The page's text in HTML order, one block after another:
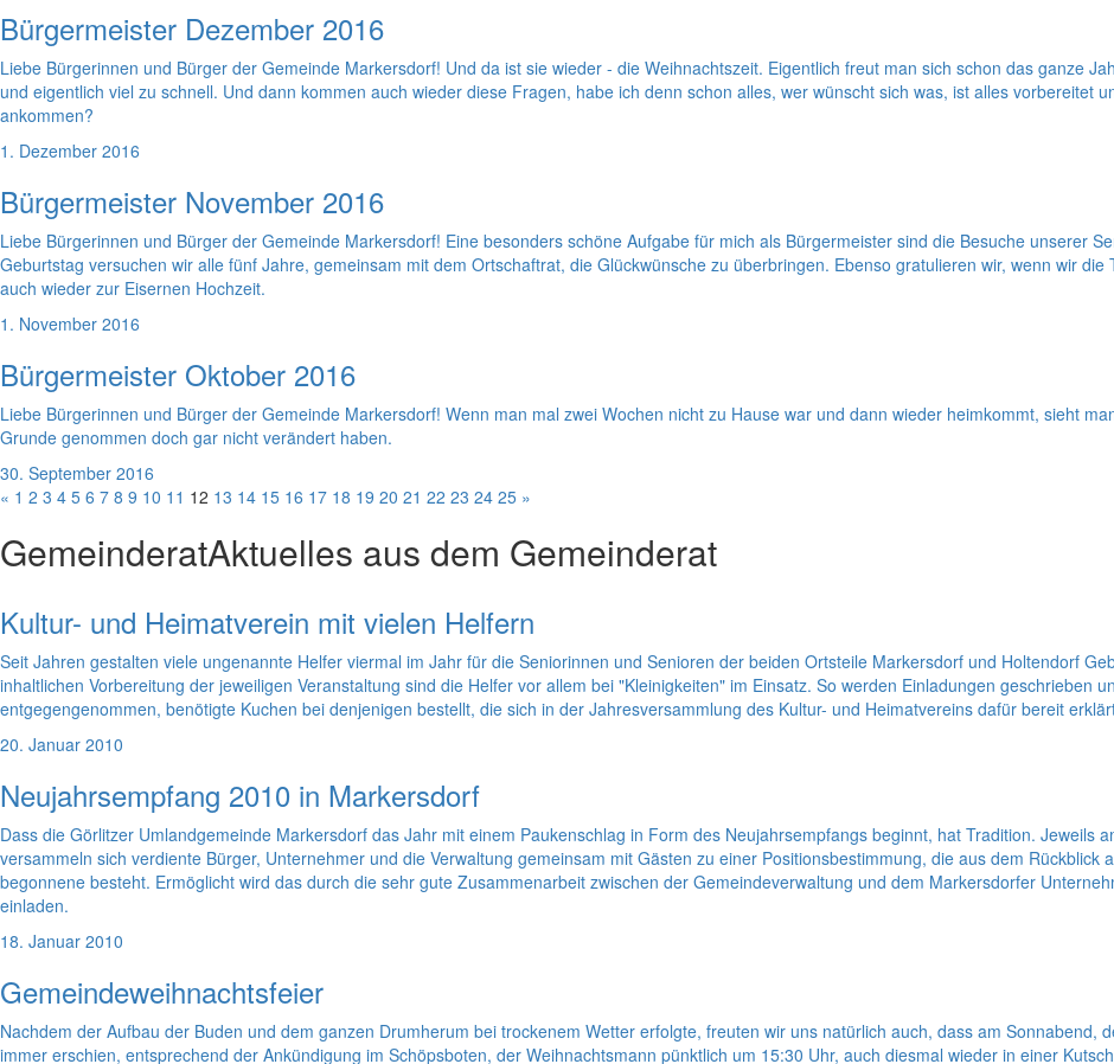
Bürgermeister Dezember 2016
Liebe Bürgerinnen und Bürger der Gemeinde Markersdorf! Und da ist sie wieder - die Weihnachtszeit. Eigentlich freut man sich schon das ganze
und eigentlich viel zu schnell. Und dann kommen auch wieder diese Fragen, habe ich denn schon alles, wer wünscht sich was, ist alles vorbereitet
ankommen?
1. Dezember 2016
Bürgermeister November 2016
Liebe Bürgerinnen und Bürger der Gemeinde Markersdorf! Eine besonders schöne Aufgabe für mich als Bürgermeister sind die Besuche unserer
Geburtstag versuchen wir alle fünf Jahre, gemeinsam mit dem Ortschaftrat, die Glückwünsche zu überbringen. Ebenso gratulieren wir, wenn wir
auch wieder zur Eisernen Hochzeit.
1. November 2016
Bürgermeister Oktober 2016
Liebe Bürgerinnen und Bürger der Gemeinde Markersdorf! Wenn man mal zwei Wochen nicht zu Hause war und dann wieder heimkommt, sieht
Grunde genommen doch gar nicht verändert haben.
30. September 2016
« 1 2 3 4 5 6 7 8 9 10 11 12 13 14 15 16 17 18 19 20 21 22 23 24 25 »
GemeinderatAktuelles aus dem Gemeinderat
Kultur- und Heimatverein mit vielen Helfern
Seit Jahren gestalten viele ungenannte Helfer viermal im Jahr für die Seniorinnen und Senioren der beiden Ortsteile Markersdorf und Holtendorf
inhaltlichen Vorbereitung der jeweiligen Veranstaltung sind die Helfer vor allem bei "Kleinigkeiten" im Einsatz. So werden Einladungen geschrieben
entgegengenommen, benötigte Kuchen bei denjenigen bestellt, die sich in der Jahresversammlung des Kultur- und Heimatvereins dafür bereit
20. Januar 2010
Neujahrsempfang 2010 in Markersdorf
Dass die Görlitzer Umlandgemeinde Markersdorf das Jahr mit einem Paukenschlag in Form des Neujahrsempfangs beginnt, hat Tradition. Jeweils
versammeln sich verdiente Bürger, Unternehmer und die Verwaltung gemeinsam mit Gästen zu einer Positionsbestimmung, die aus dem
begonnene besteht. Ermöglicht wird das durch die sehr gute Zusammenarbeit zwischen der Gemeindeverwaltung und dem Markersdorfer
einladen.
18. Januar 2010
Gemeindeweihnachtsfeier
Nachdem der Aufbau der Buden und dem ganzen Drumherum bei trockenem Wetter erfolgte, freuten wir uns natürlich auch, dass am Sonnabend,
immer erschien, entsprechend der Ankündigung im Schöpsboten, der Weihnachtsmann pünktlich um 15:30 Uhr, auch diesmal wieder in einer